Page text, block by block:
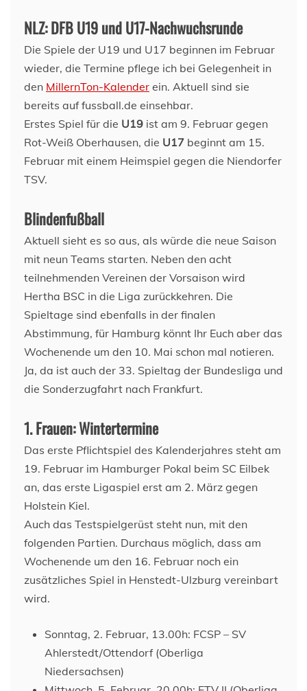
NLZ: DFB U19 und U17-Nachwuchsrunde
Die Spiele der U19 und U17 beginnen im Februar
wieder, die Termine pflege ich bei Gelegenheit in
den MillernTon-Kalender ein. Aktuell sind sie
bereits auf fussball.de einsehbar.
Erstes Spiel für die U19 ist am 9. Februar gegen
Rot-Weiß Oberhausen, die U17 beginnt am 15.
Februar mit einem Heimspiel gegen die Niendorfer
TSV.
Blindenfußball
Aktuell sieht es so aus, als würde die neue Saison
mit neun Teams starten. Neben den acht
teilnehmenden Vereinen der Vorsaison wird
Hertha BSC in die Liga zurückkehren. Die
Spieltage sind ebenfalls in der finalen
Abstimmung, für Hamburg könnt Ihr Euch aber das
Wochenende um den 10. Mai schon mal notieren.
Ja, da ist auch der 33. Spieltag der Bundesliga und
die Sonderzugfahrt nach Frankfurt.
1. Frauen: Wintertermine
Das erste Pflichtspiel des Kalenderjahres steht am
19. Februar im Hamburger Pokal beim SC Eilbek
an, das erste Ligaspiel erst am 2. März gegen
Holstein Kiel.
Auch das Testspielgerüst steht nun, mit den
folgenden Partien. Durchaus möglich, dass am
Wochenende um den 16. Februar noch ein
zusätzliches Spiel in Henstedt-Ulzburg vereinbart
wird.
Sonntag, 2. Februar, 13.00h: FCSP – SV
Ahlerstedt/Ottendorf (Oberliga
Niedersachsen)